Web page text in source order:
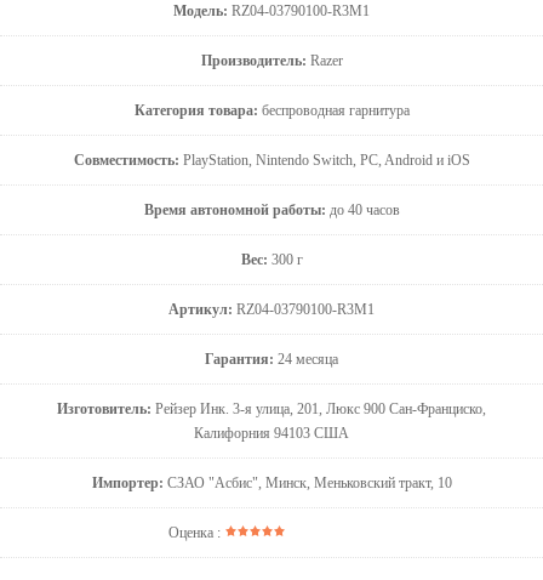
Модель: RZ04-03790100-R3M1
Производитель: Razer
Категория товара: беспроводная гарнитура
Совместимость: PlayStation, Nintendo Switch, PC, Android и iOS
Время автономной работы: до 40 часов
Вес: 300 г
Артикул: RZ04-03790100-R3M1
Гарантия: 24 месяца
Изготовитель: Рейзер Инк. 3-я улица, 201, Люкс 900 Сан-Франциско,
Калифорния 94103 США
Импортер: СЗАО "Асбис", Минск, Меньковский тракт, 10
Оценка :